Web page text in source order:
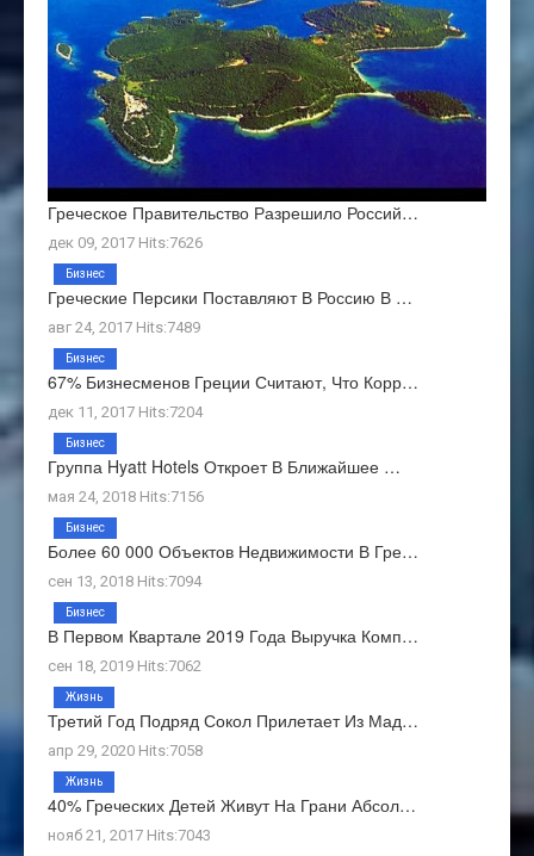
Греческое Правительство Разрешило Россий…
дек 09, 2017 Hits:7626
Греческие Персики Поставляют В Россию В …
авг 24, 2017 Hits:7489
Бизнес
67% Бизнесменов Греции Считают, Что Корр…
дек 11, 2017 Hits:7204
Бизнес
Группа Hyatt Hotels Откроет В Ближайшее …
мая 24, 2018 Hits:7156
Бизнес
Более 60 000 Объектов Недвижимости В Гре…
сен 13, 2018 Hits:7094
Бизнес
В Первом Квартале 2019 Года Выручка Комп…
сен 18, 2019 Hits:7062
Бизнес
Третий Год Подряд Сокол Прилетает Из Мад…
апр 29, 2020 Hits:7058
Жизнь
40% Греческих Детей Живут На Грани Абсол…
нояб 21, 2017 Hits:7043
Жизнь